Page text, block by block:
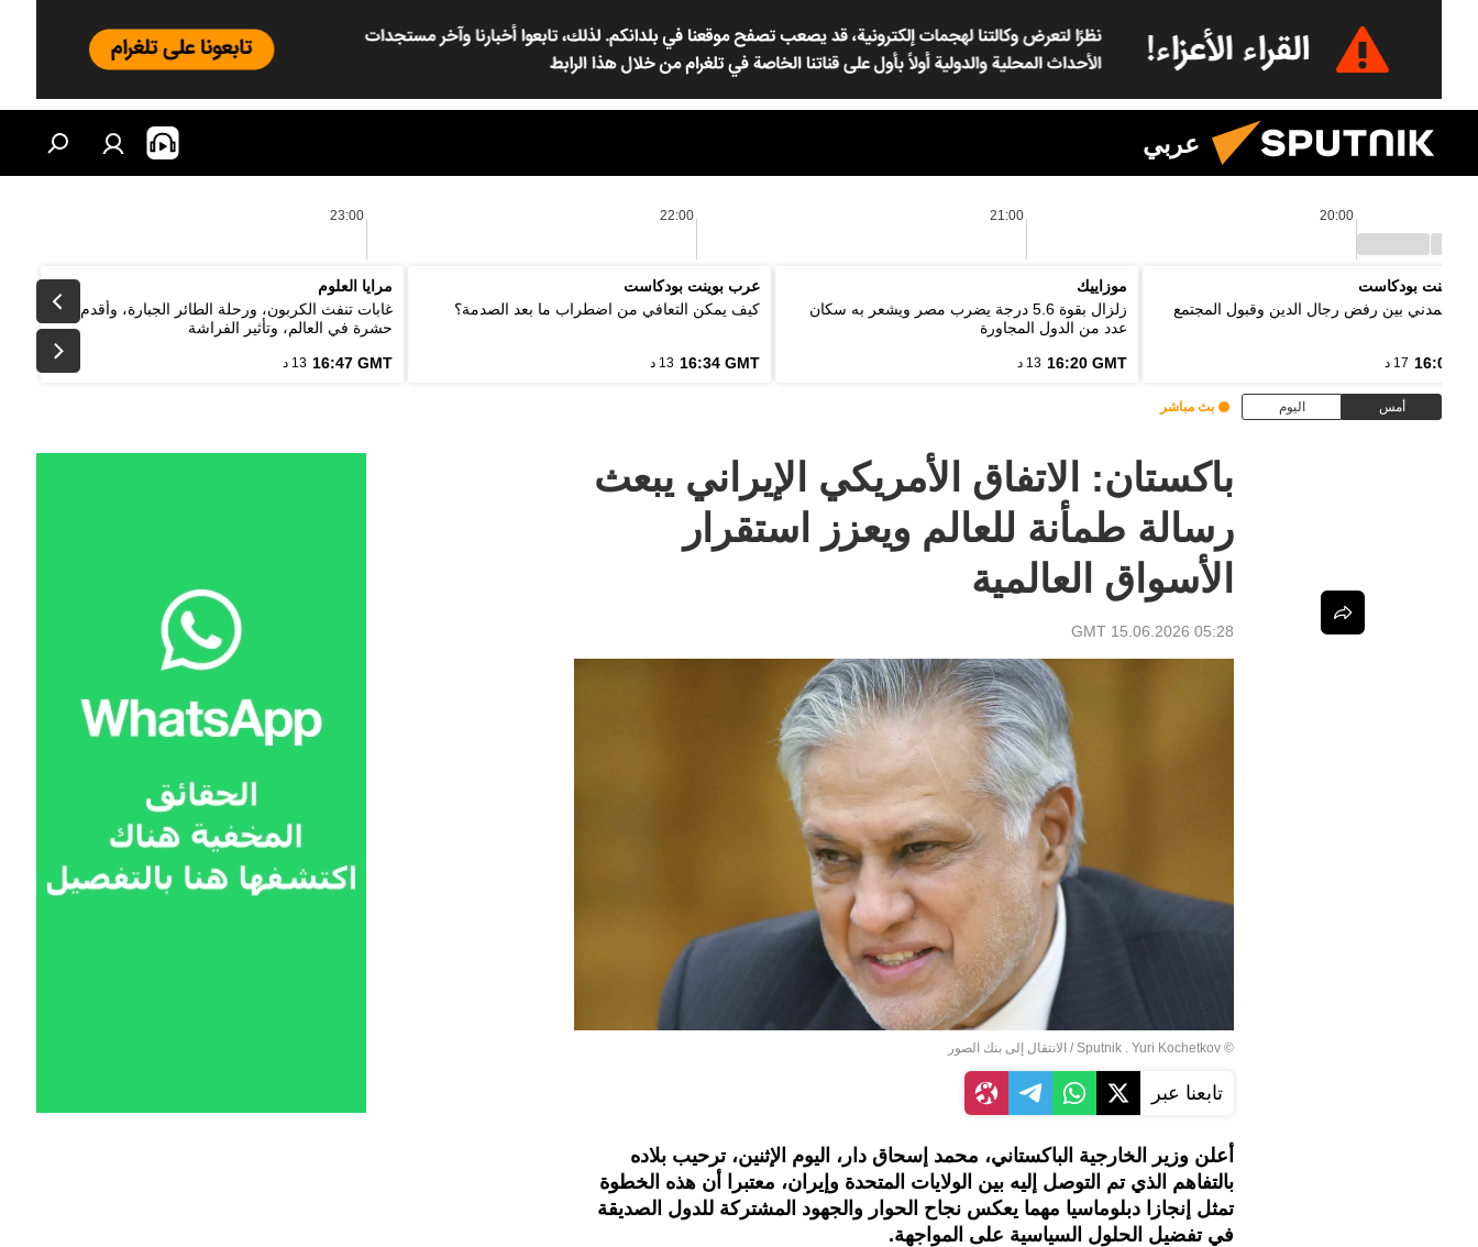
عربي
20:00
21:00
22:00
23:00
بوينت بودكاست
المدني بين رفض رجال الدين وقبول المجتمع
16:03 17 د
موزاييك
زلزال بقوة 5.6 درجة يضرب مصر ويشعر به سكان
عدد من الدول المجاورة
16:20 GMT 13 د
عرب بوينت بودكاست
كيف يمكن التعافي من اضطراب ما بعد الصدمة؟
16:34 GMT 13 د
مرايا العلوم
غابات تنفث الكربون، ورحلة الطائر الجبارة، وأقدم
حشرة في العالم، وتأثير الفراشة
16:47 GMT 13 د
أمس اليوم بث مباشر
باكستان: الاتفاق الأمريكي الإيراني يبعث
رسالة طمأنة للعالم ويعزز استقرار
الأسواق العالمية
05:28 GMT 15.06.2026
© Sputnik . Yuri Kochetkov
/ الانتقال إلى بنك الصور
تابعنا عبر
أعلن وزير الخارجية الباكستاني، محمد إسحاق دار، اليوم الإثنين، ترحيب بلاده
بالتفاهم الذي تم التوصل إليه بين الولايات المتحدة وإيران، معتبرا أن هذه الخطوة
تمثل إنجازا دبلوماسيا مهما يعكس نجاح الحوار والجهود المشتركة للدول الصديقة
في تفضيل الحلول السياسية على المواجهة.